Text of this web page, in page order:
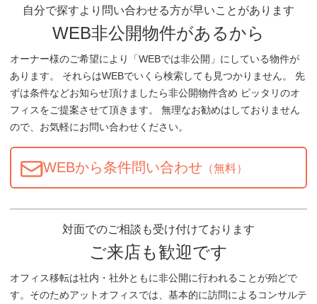
自分で探すより問い合わせる方が早いことがあります
WEB非公開物件があるから
オーナー様のご希望により「WEBでは非公開」にしている物件が
あります。 それらはWEBでいくら検索しても見つかりません。 先
ずは条件などお知らせ頂けましたら非公開物件含め ピッタリのオ
フィスをご提案させて頂きます。 無理なお勧めはしておりません
ので、お気軽にお問い合わせください。
WEBから条件問い合わせ （無料）
対面でのご相談も受け付けております
ご来店も歓迎です
オフィス移転は社内・社外ともに非公開に行われることが殆どで
す。そのためアットオフィスでは、基本的に訪問によるコンサルテ